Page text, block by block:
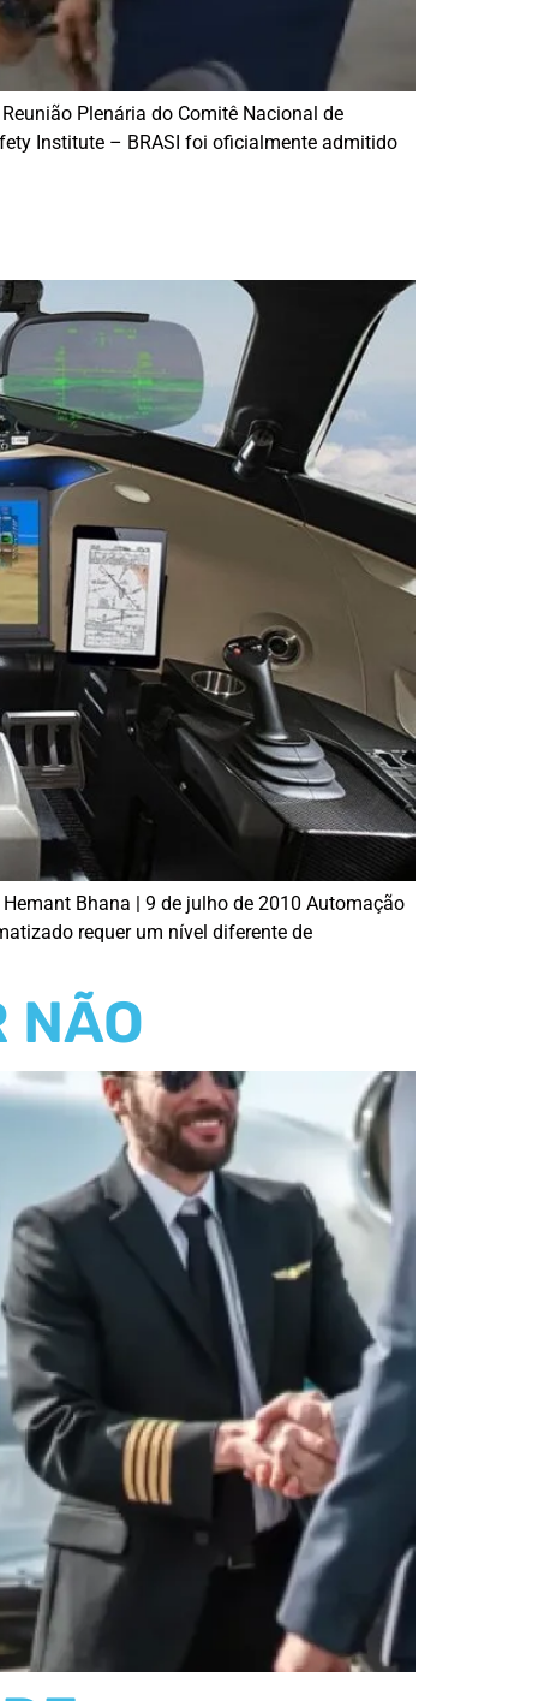
Plenária do Comitê Nacional de
Institute – BRASI foi oficialmente admitido
Bhana | 9 de julho de 2010 Automação
requer um nível diferente de
NÃO